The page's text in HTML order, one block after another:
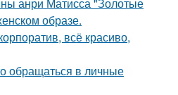
образе.
всё красиво,
обращаться в личные